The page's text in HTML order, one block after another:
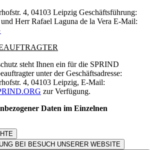
4, 04103 Leipzig Geschäftsführung:
Herr Rafael Laguna de la Vera E-Mail:
steht Ihnen ein für die SPRIND
unter der Geschäftsadresse:
4, 04103 Leipzig, E-Mail:
zur Verfügung.
Daten im Einzelnen
BEI BESUCH UNSERER WEBSITE